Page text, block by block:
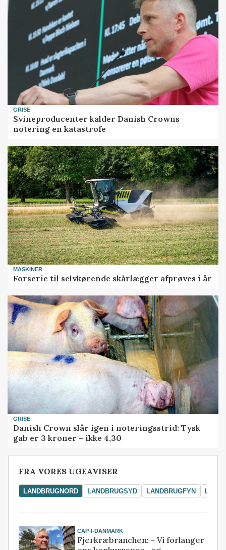
GRISE
Svineproducenter kalder Danish Crowns
notering en katastrofe
MASKINER
Forserie til selvkørende skårlægger afprøves i år
GRISE
Danish Crown slår igen i noteringsstrid: Tysk
gab er 3 kroner – ikke 4,30
FRA VORES UGEAVISER
LANDBRUGNORD LANDBRUGSYD LANDBRUGFYN
CAP-I-DANMARK
Fjerkræbranchen: - Vi forlanger